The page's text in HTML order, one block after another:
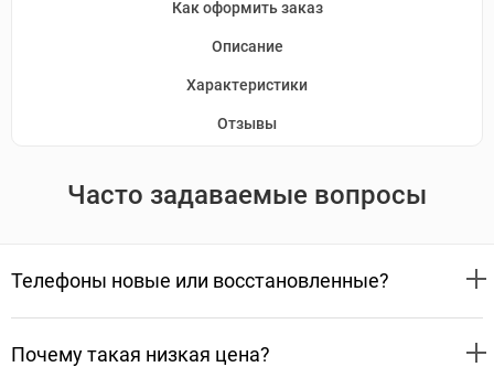
Как оформить заказ
Описание
Характеристики
Отзывы
Часто задаваемые вопросы
Телефоны новые или восстановленные?
Почему такая низкая цена?